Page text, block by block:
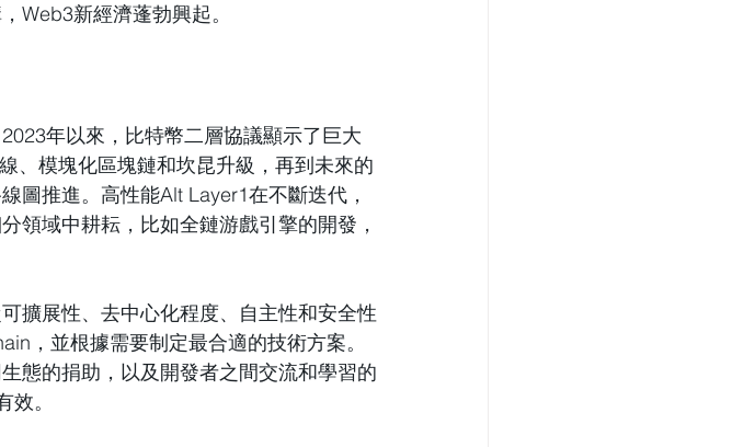
Web3新經濟蓬勃興起。
2023年以來，比特幣二層協議顯示了巨大
、模塊化區塊鏈和坎昆升級，再到未來的
圖推進。高性能Alt Layer1在不斷迭代，
領域中耕耘，比如全鏈游戲引擎的開發，
擴展性、去中心化程度、自主性和安全性
，並根據需要制定最合適的技術方案。
態的捐助，以及開發者之間交流和學習的
。